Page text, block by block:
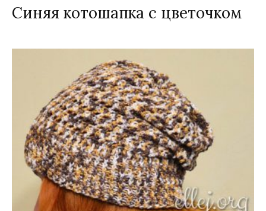
Синяя котошапка с цветочком